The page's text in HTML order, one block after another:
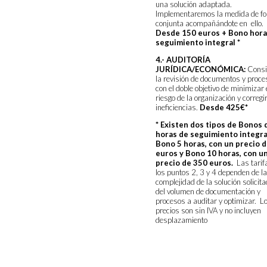
una solución adaptada.
Implementaremos la medida de
conjunta acompañándote en ello.
Desde 150 euros + Bono
seguimientointegral *
4.- AUDITORÍA
JURÍDICA/ECONÓMICA:
la revisión de documentos y
con el doble objetivo de minimizar
riesgo de la organización y corregir
ineficiencias. Desde 425€*
* Existen dos tipos de Bonos
horas de seguimiento
Bono 5 horas, con un precio
euros y Bono 10 horas, con
precio de 350 euros. Las
los puntos 2, 3 y 4 dependen de la
complejidad de la solución
del volumen de documentación y
procesos a auditar y optimizar.
precios son sin IVA y no incluyen
desplazamiento